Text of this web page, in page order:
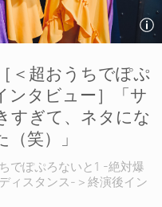
＜超おうちでぽぷ
ンタビュー］「サ
すぎて、ネタにな
笑）」
でぽぷろないと1 -絶対爆
ィスタンス-＞終演後イン